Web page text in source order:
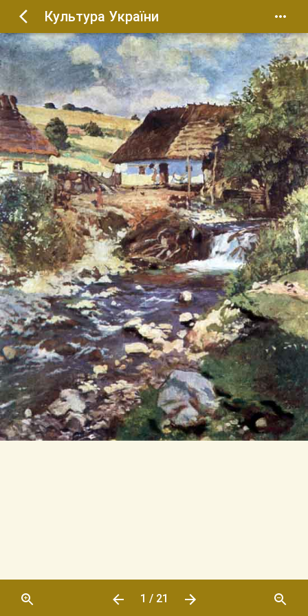
Культура України
1 / 21